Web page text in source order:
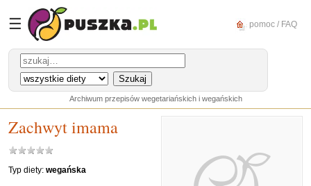
☰ pomoc / FAQ
Archiwum przepisów wegetariańskich i wegańskich
Zachwyt imama
Typ diety: wegańska